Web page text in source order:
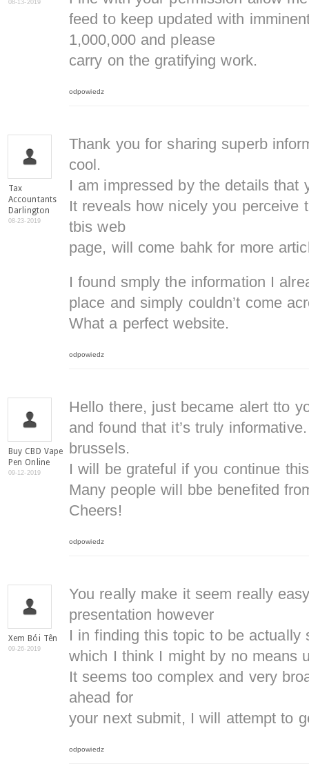
08-13-2019
feed to keep updated with
1,000,000 and please
carry on the gratifying work.
odpowiedz
Tax
Accountants
Darlington
08-23-2019
Thank you for sharing superb
cool.
I am impressed by the details that
It reveals how nicely you perceive
tbis web
page, will come bahk for more
I found smply the information I
place and simply couldn’t come
What a perfect website.
odpowiedz
Buy CBD Vape
Pen Online
09-12-2019
Hello there, just became alert tto
and found that it’s truly
brussels.
I will be grateful if you continue
Many people will bbe benefited
Cheers!
odpowiedz
Xem Bói Tên
09-26-2019
You really make it seem really
presentation however
I in finding this topic to be actually
which I think I might by no means
It seems too complex and very
ahead for
your next submit, I will attempt to
odpowiedz